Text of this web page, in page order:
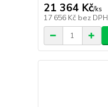
21 364 Kč/ks
17 656 Kč bez DPH